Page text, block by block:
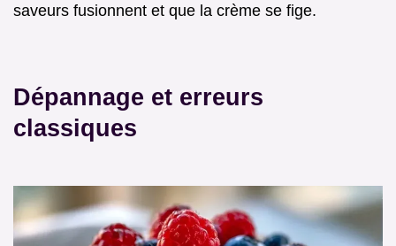
saveurs fusionnent et que la crème se fige.
Dépannage et erreurs
classiques